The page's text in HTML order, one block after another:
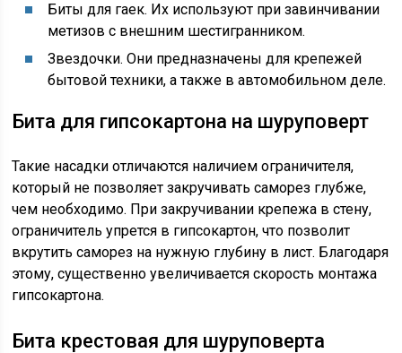
Биты для гаек. Их используют при завинчивании
метизов с внешним шестигранником.
Звездочки. Они предназначены для крепежей
бытовой техники, а также в автомобильном деле.
Бита для гипсокартона на шуруповерт
Такие насадки отличаются наличием ограничителя,
который не позволяет закручивать саморез глубже,
чем необходимо. При закручивании крепежа в стену,
ограничитель упрется в гипсокартон, что позволит
вкрутить саморез на нужную глубину в лист. Благодаря
этому, существенно увеличивается скорость монтажа
гипсокартона.
Бита крестовая для шуруповерта